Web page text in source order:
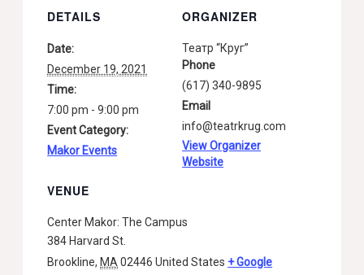
DETAILS
Date:
December 19, 2021
Time:
7:00 pm - 9:00 pm
Event Category:
Makor Events
VENUE
Center Makor: The Campus
384 Harvard St.
Brookline, MA 02446 United States + Google
ORGANIZER
Театр “Круг”
Phone
(617) 340-9895
Email
info@teatrkrug.com
View Organizer
Website